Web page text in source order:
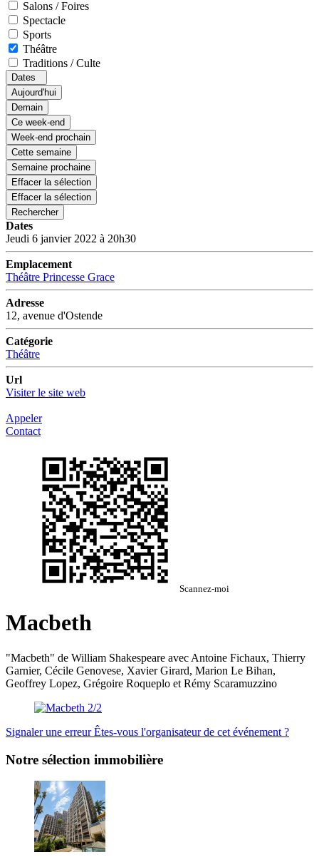
Salons / Foires
Spectacle
Sports
Théâtre
Traditions / Culte
Dates
Aujourd'hui
Demain
Ce week-end
Week-end prochain
Cette semaine
Semaine prochaine
Effacer la sélection
Effacer la sélection
Rechercher
Dates
Jeudi 6 janvier 2022 à 20h30
Emplacement
Théâtre Princesse Grace
Adresse
12, avenue d'Ostende
Catégorie
Théâtre
Url
Visiter le site web
Appeler
Contact
Scannez-moi
Macbeth
"Macbeth" de William Shakespeare avec Antoine Fichaux, Thierry
Garnier, Cécile Genovese, Xavier Girard, Marion Le Bihan,
Geoffrey Lopez, Grégoire Roqueplo et Rémy Scaramuzzino
Signaler une erreurÊtes-vous l'organisateur de cet événement ?
Notre sélection immobilière